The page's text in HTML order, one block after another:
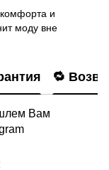
и
моду вне
🔁
Вам